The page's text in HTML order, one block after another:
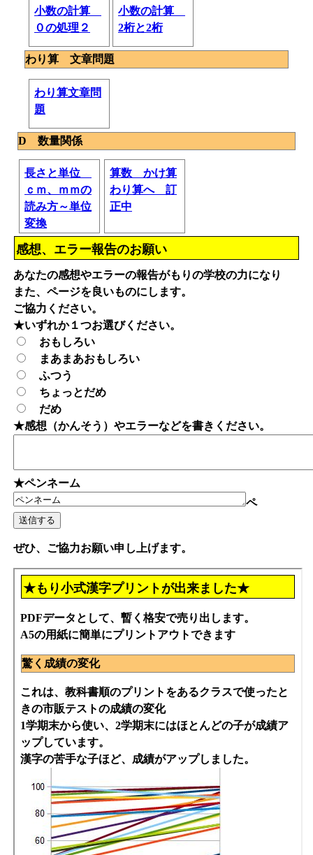
小数の計算
０の処理２
小数の計算
2桁と2桁
わり算 文章問題
わり算文章問
題
D 数量関係
長さと単位
ｃｍ、ｍｍの
読み方～単位
変換
算数 かけ算
わり算へ 訂
正中
感想、エラー報告のお願い
あなたの感想やエラーの報告がもりの学校の力になり
また、ページを良いものにします。
ご協力ください。
★いずれか１つお選びください。
おもしろい
まあまあおもしろい
ふつう
ちょっとだめ
だめ
★感想（かんそう）やエラーなどを書きください。
★ペンネーム
ペ
ぜひ、ご協力お願い申し上げます。